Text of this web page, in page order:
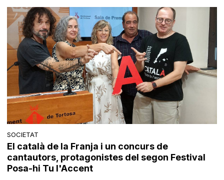
SOCIETAT
El català de la Franja i un concurs de
cantautors, protagonistes del segon Festival
Posa-hi Tu l'Accent